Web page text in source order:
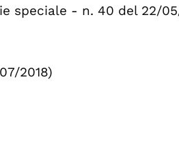
speciale - n. 40 del 22/
2018)